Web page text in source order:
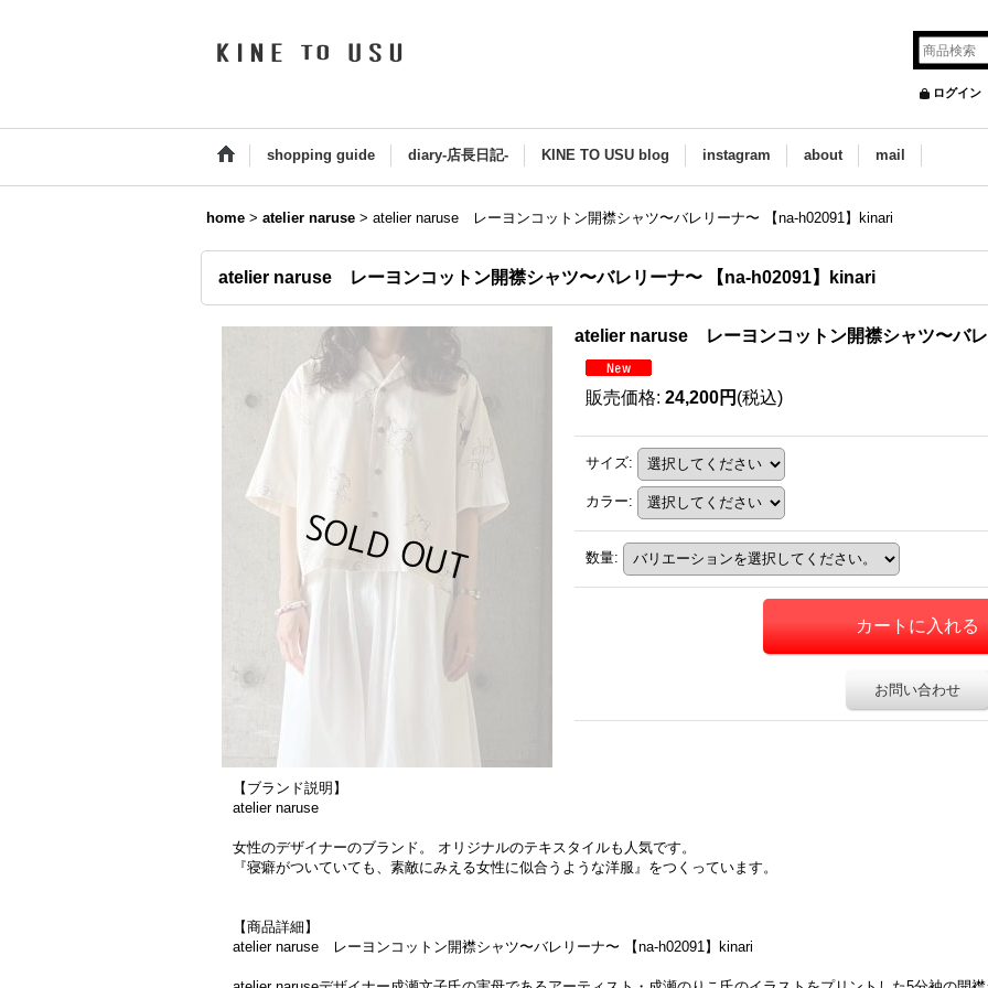
ログイン
shopping guide diary-店長日記- KINE TO USU blog instagram about mail
home > atelier naruse > atelier naruse レーヨンコットン開襟シャツ〜バレリーナ〜 【na-h02091】kinari
atelier naruse レーヨンコットン開襟シャツ〜バレリーナ〜 【na-h02091】kinari
atelier naruse レーヨンコットン開襟シャツ〜バ
販売価格: 24,200円 (税込)
サイズ:
カラー:
数量:
お問い合わせ
【ブランド説明】
atelier naruse
女性のデザイナーのブランド。 オリジナルのテキスタイルも人気です。
『寝癖がついていても、素敵にみえる女性に似合うような洋服』をつくっています。
【商品詳細】
atelier naruse レーヨンコットン開襟シャツ〜バレリーナ〜 【na-h02091】kinari